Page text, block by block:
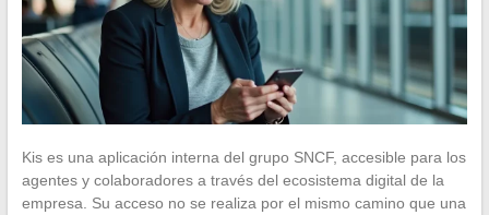
Kis es una aplicación interna del grupo SNCF, accesible para los
agentes y colaboradores a través del ecosistema digital de la
empresa. Su acceso no se realiza por el mismo camino que una